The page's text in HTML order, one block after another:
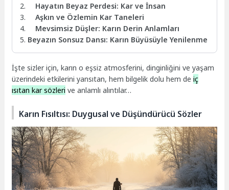
Hayatın Beyaz Perdesi: Kar ve İnsan
Aşkın ve Özlemin Kar Taneleri
Mevsimsiz Düşler: Karın Derin Anlamları
Beyazın Sonsuz Dansı: Karın Büyüsüyle Yenilenme
İşte sizler için, karın o eşsiz atmosferini, dinginliğini ve yaşam
üzerindeki etkilerini yansıtan, hem bilgelik dolu hem deiç
ısıtan kar sözleri ve anlamlı alıntılar…
Karın Fısıltısı: Duygusal ve Düşündürücü Sözler